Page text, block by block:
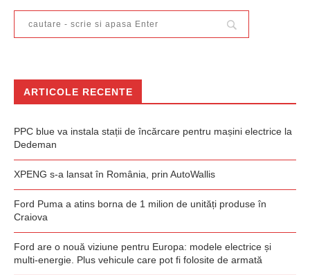
ARTICOLE RECENTE
PPC blue va instala stații de încărcare pentru mașini electrice la
Dedeman
XPENG s-a lansat în România, prin AutoWallis
Ford Puma a atins borna de 1 milion de unități produse în
Craiova
Ford are o nouă viziune pentru Europa: modele electrice și
multi-energie. Plus vehicule care pot fi folosite de armată